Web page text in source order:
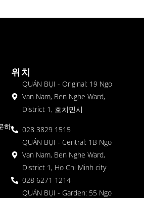
하
위치
QUÁN BỤI - Original: 19 Ngo
Van Nam, Ben Nghe Ward,
District 1, 호치민시
028 3829 1515
QUÁN BỤI - Central: 1B Ngo
Van Nam, Ben Nghe Ward,
District 1, Ho Chi Minh city
028 6271 1214
QUÁN BỤI - Garden: 55 Ngo